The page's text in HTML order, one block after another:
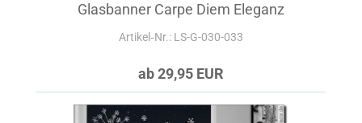
Glasbanner Carpe Diem Eleganz
Artikel‑Nr.: LS-G-030-033
ab 29,95 EUR